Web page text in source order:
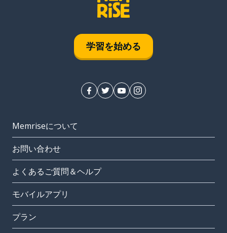
学習を始める
Memriseについて
お問い合わせ
よくあるご質問＆ヘルプ
モバイルアプリ
プラン